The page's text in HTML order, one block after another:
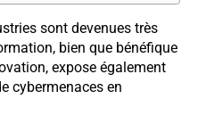
sont devenues très
bien que bénéfique
expose également
cybermenaces en